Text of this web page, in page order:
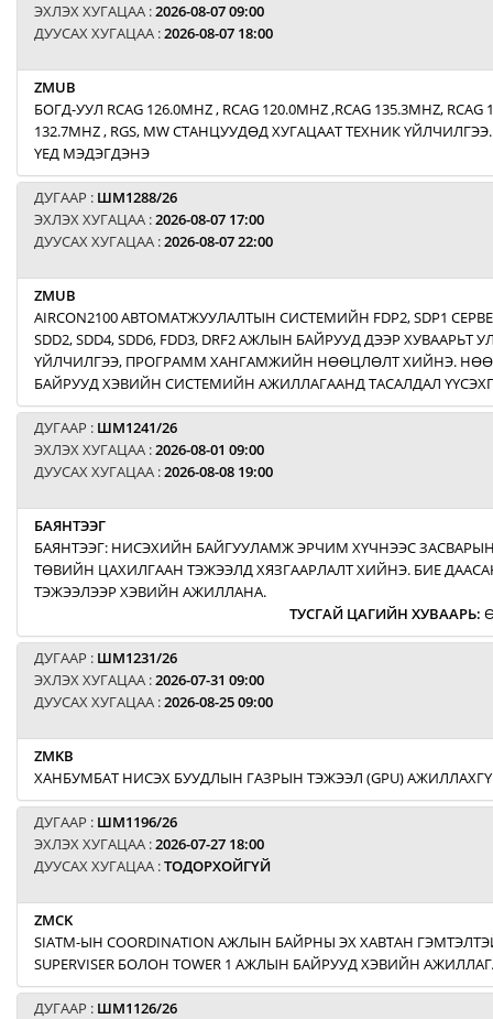
ЭХЛЭХ ХУГАЦАА :2026-08-07 09:00
ДУУСАХ ХУГАЦАА :2026-08-07 18:00
ZMUB
БОГД-УУЛ RCAG 126.0MHZ , RCAG 120.0MHZ ,RCAG 135.3MHZ, RCAG
132.7MHZ , RGS, MW СТАНЦУУДӨД ХУГАЦААТ ТЕХНИК
ҮЕД МЭДЭГДЭНЭ
ДУГААР : ШМ1288/26
ЭХЛЭХ ХУГАЦАА :2026-08-07 17:00
ДУУСАХ ХУГАЦАА :2026-08-07 22:00
ZMUB
AIRCON2100 АВТОМАТЖУУЛАЛТЫН СИСТЕМИЙН FDP2, SDP1
SDD2, SDD4, SDD6, FDD3, DRF2 АЖЛЫН БАЙРУУД ДЭЭР
ҮЙЛЧИЛГЭЭ, ПРОГРАММ ХАНГАМЖИЙН НӨӨЦЛӨЛТ ХИЙНЭ.
БАЙРУУД ХЭВИЙН СИСТЕМИЙН АЖИЛЛАГААНД ТАСАЛДАЛ
ДУГААР : ШМ1241/26
ЭХЛЭХ ХУГАЦАА :2026-08-01 09:00
ДУУСАХ ХУГАЦАА :2026-08-08 19:00
БАЯНТЭЭГ
БАЯНТЭЭГ: НИСЭХИЙН БАЙГУУЛАМЖ ЭРЧИМ ХҮЧНЭЭС
ТӨВИЙН ЦАХИЛГААН ТЭЖЭЭЛД ХЯЗГААРЛАЛТ ХИЙНЭ. БИЕ
ТЭЖЭЭЛЭЭР ХЭВИЙН АЖИЛЛАНА.
ТУСГАЙ ЦАГИЙН ХУВААРЬ:
ДУГААР : ШМ1231/26
ЭХЛЭХ ХУГАЦАА :2026-07-31 09:00
ДУУСАХ ХУГАЦАА :2026-08-25 09:00
ZMKB
ХАНБУМБАТ НИСЭХ БУУДЛЫН ГАЗРЫН ТЭЖЭЭЛ (GPU)
ДУГААР : ШМ1196/26
ЭХЛЭХ ХУГАЦАА :2026-07-27 18:00
ДУУСАХ ХУГАЦАА :ТОДОРХОЙГҮЙ
ZMCK
SIATM-ЫН COORDINATION АЖЛЫН БАЙРНЫ ЭХ ХАВТАН
SUPERVISER БОЛОН TOWER 1 АЖЛЫН БАЙРУУД ХЭВИЙН
ДУГААР : ШМ1126/26